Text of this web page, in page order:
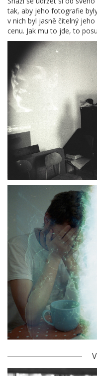
tak, aby jeho fotografie
v nich byl jasně čitelný
cenu. Jak mu to jde, to